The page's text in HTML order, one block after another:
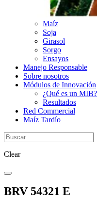
Maíz
Soja
Girasol
Sorgo
Ensayos
Manejo Responsable
Sobre nosotros
Módulos de Innovación
¿Qué es un MIB?
Resultados
Red Commercial
Maíz Tardío
Clear
BRV 54321 E